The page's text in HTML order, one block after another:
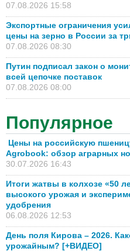
07.08.2026 15:58
Экспортные ограничения
цены на зерно в России за
07.08.2026 08:30
Путин подписал закон о
всей цепочке поставок
07.08.2026 08:00
Популярное
Цены на российскую
Agrobook: обзор аграрных
30.07.2026 16:43
Итоги жатвы в колхозе «50
высокого урожая и
удобрения
06.08.2026 12:53
День поля Кирова – 2026.
урожайным? [+ВИДЕО]